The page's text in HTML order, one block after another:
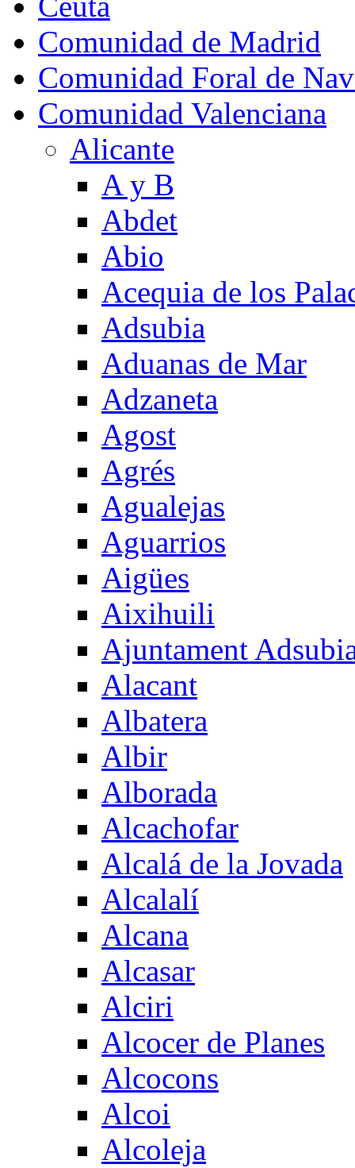
Comunidad de Madrid
Comunidad Foral de
Comunidad Valenciana
Alicante
A y B
Abdet
Abio
Acequia de los
Adsubia
Aduanas de Mar
Adzaneta
Agost
Agrés
Agualejas
Aguarrios
Aigües
Aixihuili
Ajuntament
Alacant
Albatera
Albir
Alborada
Alcachofar
Alcalá de la Jovada
Alcalalí
Alcana
Alcasar
Alciri
Alcocer de Planes
Alcocons
Alcoi
Alcoleja